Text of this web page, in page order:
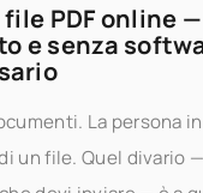
PDF online —
e senza
La persona
un file. Quel divario